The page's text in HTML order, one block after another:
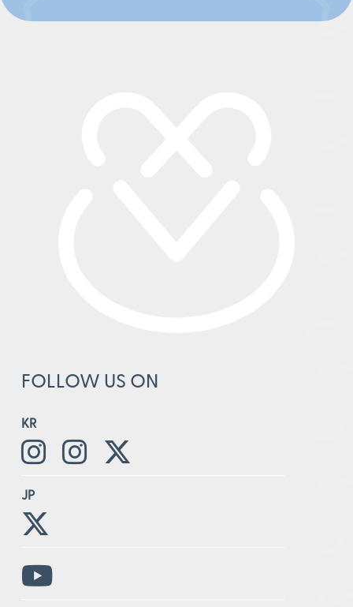
FOLLOW US ON
KR
JP